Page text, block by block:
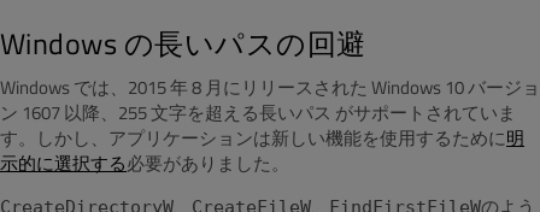
Windows の長いパスの回避
Windows では、2015 年 8 月にリリースされた Windows 10 バージョ
ン 1607 以降、255 文字を超える長いパス がサポートされていま
す。しかし、アプリケーションは新しい機能を使用するために明
示的に選択する必要がありました。
CreateDirectoryW、 CreateFileW、 FindFirstFileWのよう